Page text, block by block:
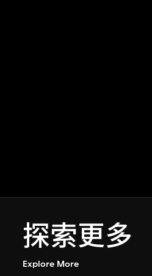
探索更多
Explore More